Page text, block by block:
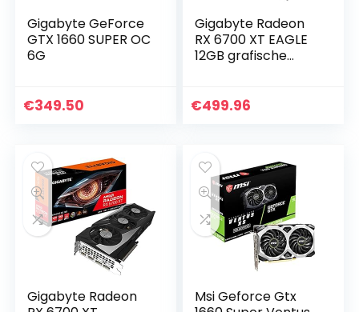
Gigabyte GeForce
GTX 1660 SUPER OC
6G
€349.50
Gigabyte Radeon
RX 6700 XT EAGLE
12GB grafische
€499.96
Gigabyte Radeon
Msi Geforce Gtx